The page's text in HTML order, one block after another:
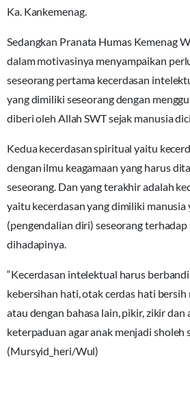
Ka. Kankemenag.
Sedangkan Pranata Humas Kemenag
dalam motivasinya menyampaikan
seseorang pertama kecerdasan
yang dimiliki seseorang dengan
diberi oleh Allah SWT sejak manusia
Kedua kecerdasan spiritual yaitu
dengan ilmu keagamaan yang harus
seseorang. Dan yang terakhir adalah
yaitu kecerdasan yang dimiliki manusia
(pengendalian diri) seseorang
dihadapinya.
“Kecerdasan intelektual harus
kebersihan hati, otak cerdas hati bersih
atau dengan bahasa lain, pikir, zikir dan
keterpaduan agar anak menjadi sholeh
(Mursyid_heri/Wul)